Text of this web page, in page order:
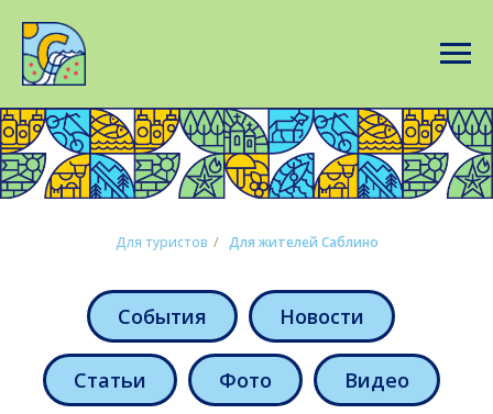
Для туристов / Для жителей Саблино
События Новости
Статьи Фото Видео